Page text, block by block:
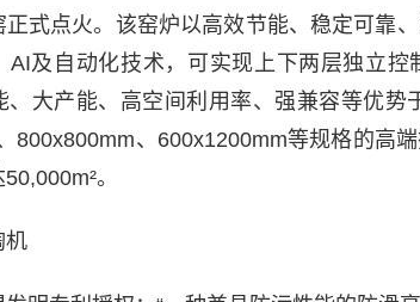
正式点火。该窑炉以高效节能、稳定可靠
AI及自动化技术，可实现上下两层独立
、大产能、高空间利用率、强兼容等优势
800x800mm、600x1200mm等规格的高
。
机